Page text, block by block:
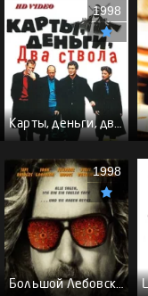
Карты, деньги, два ствола - (Перевод Гоблина)
1998
Большой Лебовски - (Перевод Гоблина)
1998